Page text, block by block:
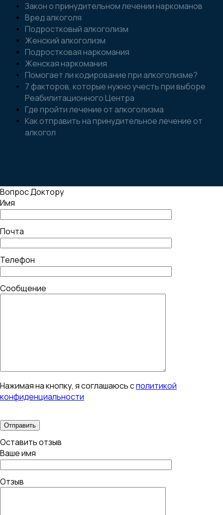
Закон о принудительном лечении наркоманов
Вред алкоголя
Подростковый алкоголизм
Женский алкоголизм
Подростковая наркомания
Женская наркомания
Помогает ли кодирование при алкоголизме?
7 факторов, которые нужно учесть при выборе
Реабилитационного Центра
Где пройти лечение от алкоголизма
Как отправить на принудительное лечение от
алкогол
Вопрос Доктору
Имя
Почта
Телефон
Сообщение
Нажимая на кнопку, я соглашаюсь сполитикой
конфиденциальности
Оставить отзыв
Ваше имя
Отзыв